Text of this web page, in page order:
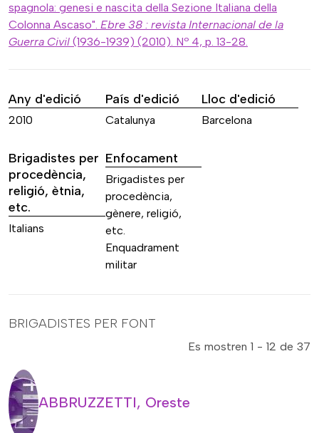
spagnola: genesi e nascita della Sezione Italiana della
Colonna Ascaso". Ebre 38 : revista Internacional de la
Guerra Civil (1936-1939) (2010). Nº 4, p. 13-28.
Any d'edició
2010
País d'edició
Catalunya
Lloc d'edició
Barcelona
Brigadistes per
procedència,
religió, ètnia,
etc.
Italians
Enfocament
Brigadistes per
procedència,
gènere, religió,
etc.
Enquadrament
militar
BRIGADISTES PER FONT
Es mostren 1 - 12 de 37
ABBRUZZETTI, Oreste